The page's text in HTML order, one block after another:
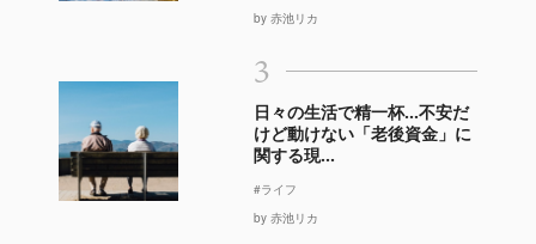
by 赤池リカ
3
日々の生活で精一杯…不安だ
けど動けない「老後資金」に
関する現...
#ライフ
by 赤池リカ